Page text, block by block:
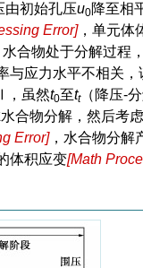
由初始孔压u0降至相
Error]，单元体
合物处于分解过程
应力水平不相关
，虽然t0至tt（降压-
合物分解，然后考
Error]，水合物分解
体积应变[Math
V 1→V